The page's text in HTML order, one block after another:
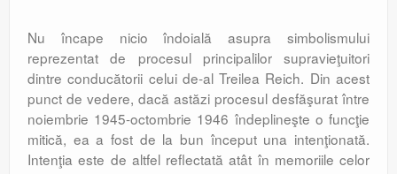
Nu încape nicio îndoială asupra simbolismului
reprezentat de procesul principalilor supravieţuitori
dintre conducătorii celui de-al Treilea Reich. Din acest
punct de vedere, dacă astăzi procesul desfăşurat între
noiembrie 1945-octombrie 1946 îndeplineşte o funcţie
mitică, ea a fost de la bun început una intenţionată.
Intenţia este de altfel reflectată atât în memoriile celor